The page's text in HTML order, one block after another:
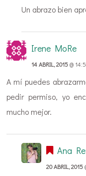
Un abrazo bien
Irene MoRe
14 ABRIL, 2015@
A mí puedes
pedir permiso, yo
mucho mejor.
Ana
20 ABRIL, 2015